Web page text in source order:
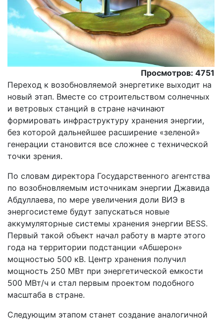
Просмотров: 4751
Переход к возобновляемой энергетике выходит на
новый этап. Вместе со строительством солнечных
и ветровых станций в стране начинают
формировать инфраструктуру хранения энергии,
без которой дальнейшее расширение «зеленой»
генерации становится все сложнее с технической
точки зрения.
По словам директора Государственного агентства
по возобновляемым источникам энергии Джавида
Абдуллаева, по мере увеличения доли ВИЭ в
энергосистеме будут запускаться новые
аккумуляторные системы хранения энергии BESS.
Первый такой объект начал работу в марте этого
года на территории подстанции «Абшерон»
мощностью 500 кВ. Центр хранения получил
мощность 250 МВт при энергетической емкости
500 МВт/ч и стал первым проектом подобного
масштаба в стране.
Следующим этапом станет создание аналогичной